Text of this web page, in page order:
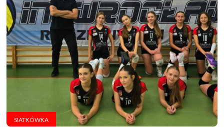
SIATKÓWKA